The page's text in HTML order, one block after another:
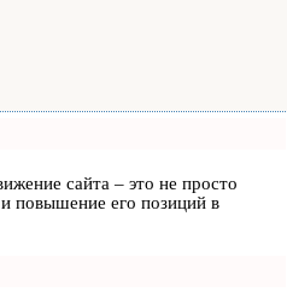
сайта – это не просто
повышение его позиций в